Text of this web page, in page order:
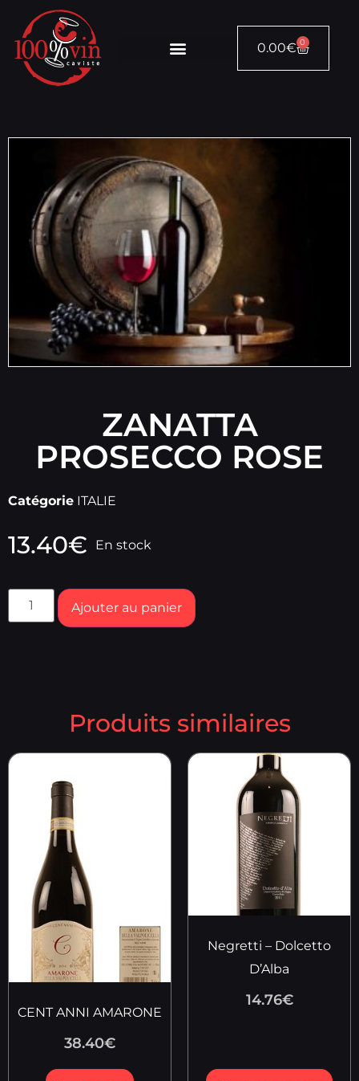
0.00€ 0
ZANATTA
PROSECCO ROSE
Catégorie ITALIE
13.40€ En stock
Ajouter au panier
Produits similaires
CENT ANNI AMARONE
38.40€
Negretti – Dolcetto
D’Alba
14.76€